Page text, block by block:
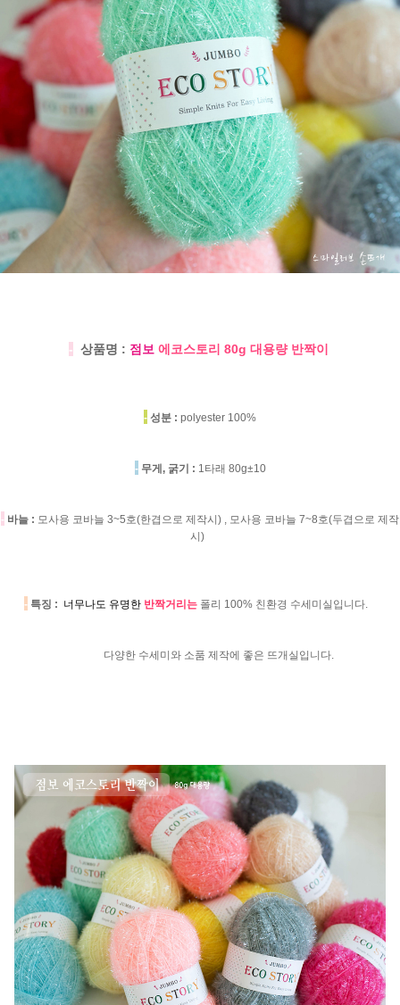
- 상품명 : 점보 에코스토리 80g 대용량 반짝이
- 성분 : polyester 100%
- 무게, 굵기 : 1타래 80g±10
- 바늘 : 모사용 코바늘 3~5호(한겹으로 제작시) , 모사용 코바늘 7~8호(두겹으로 제작
시)
- 특징 : 너무나도 유명한 반짝거리는 폴리 100% 친환경 수세미실입니다.
다양한 수세미와 소품 제작에 좋은 뜨개실입니다.